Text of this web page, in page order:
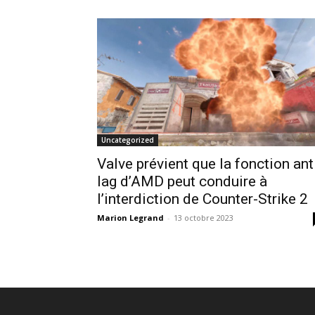
Uncategorized
Valve prévient que la fonction
lag d’AMD peut conduire à
l’interdiction de Counter-Strike 2
Marion Legrand - 13 octobre 2023